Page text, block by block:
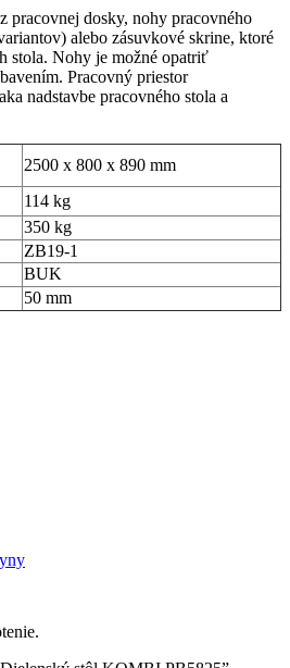
pracovnej dosky, nohy pracovného
alebo zásuvkové skrine, ktoré
stola. Nohy je možné opatriť
Pracovný priestor
nadstavbe pracovného stola a
2500 x 800 x 890 mm
114 kg
350 kg
ZB19-1
BUK
50 mm